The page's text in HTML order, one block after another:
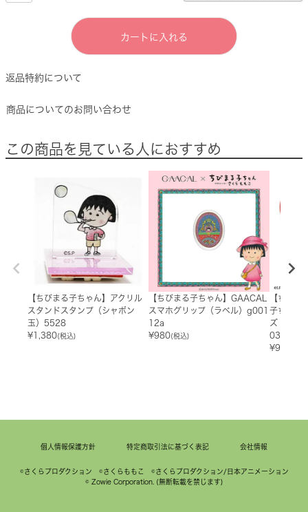
カートに入れる
返品特約について
商品についてのお問い合わせ
この商品を見ている人におすすめ
【ちびまる子ちゃん】アクリル
スタンドスタンプ（シャボン
玉）5528
¥ 1,380(税込)
【ちびまる子ちゃん】GAACAL
スマホグリップ（ラベル）g001
12a
¥980(税込)
【ちびま
子ちゃん
ズ 缶バ
03
¥990
個人情報保護方針 特定商取引法に基づく表記 会社情報
©さくらプロダクション ©さくらももこ ©さくらプロダクション/日本アニメーション
© Zowie Corporation. (無断転載を禁じます)